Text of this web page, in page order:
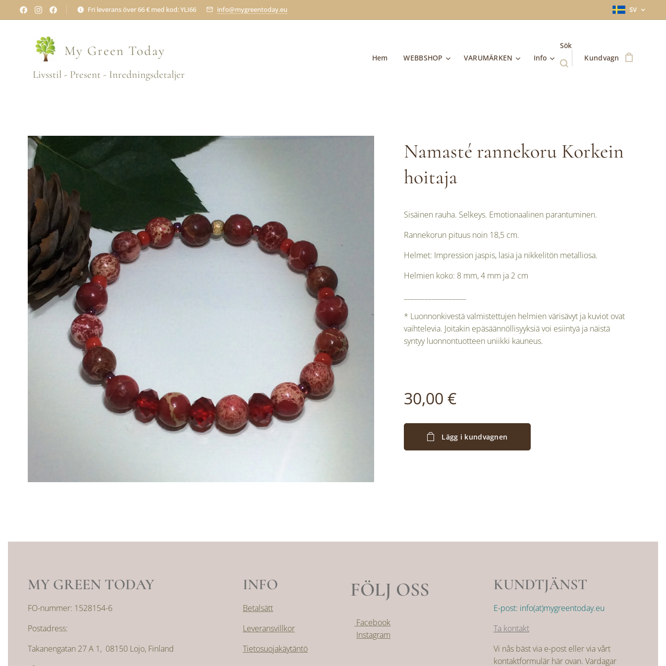
Fri leverans över 66 € med kod: YLI66 info@mygreentoday.eu SV
My Green Today
Livsstil - Present - Inredningsdetaljer
Hem WEBBSHOP VARUMÄRKEN Info
Sök
Kundvagn
Namasté rannekoru Korkein
hoitaja
Sisäinen rauha. Selkeys. Emotionaalinen parantuminen.
Rannekorun pituus noin 18,5 cm.
Helmet: Impression jaspis, lasia ja nikkelitön metalliosa.
Helmien koko: 8 mm, 4 mm ja 2 cm
* Luonnonkivestä valmistettujen helmien värisävyt ja kuviot ovat
vaihtelevia. Joitakin epäsäännöllisyyksiä voi esiintyä ja näistä
syntyy luonnontuotteen uniikki kauneus.
30,00 €
Lägg i kundvagnen
MY GREEN TODAY
FO-nummer: 1528154-6
Postadress:
Takanengatan 27 A 1, 08150 Lojo, Finland
INFO
Betalsätt
Leveransvillkor
Tietosuojakäytäntö
FÖLJ OSS
Facebook
Instagram
KUNDTJÄNST
E-post: info(at)mygreentoday.eu
Ta kontakt
Vi nås bäst via e-post eller via vårt
kontaktformulär här ovan. Vardagar